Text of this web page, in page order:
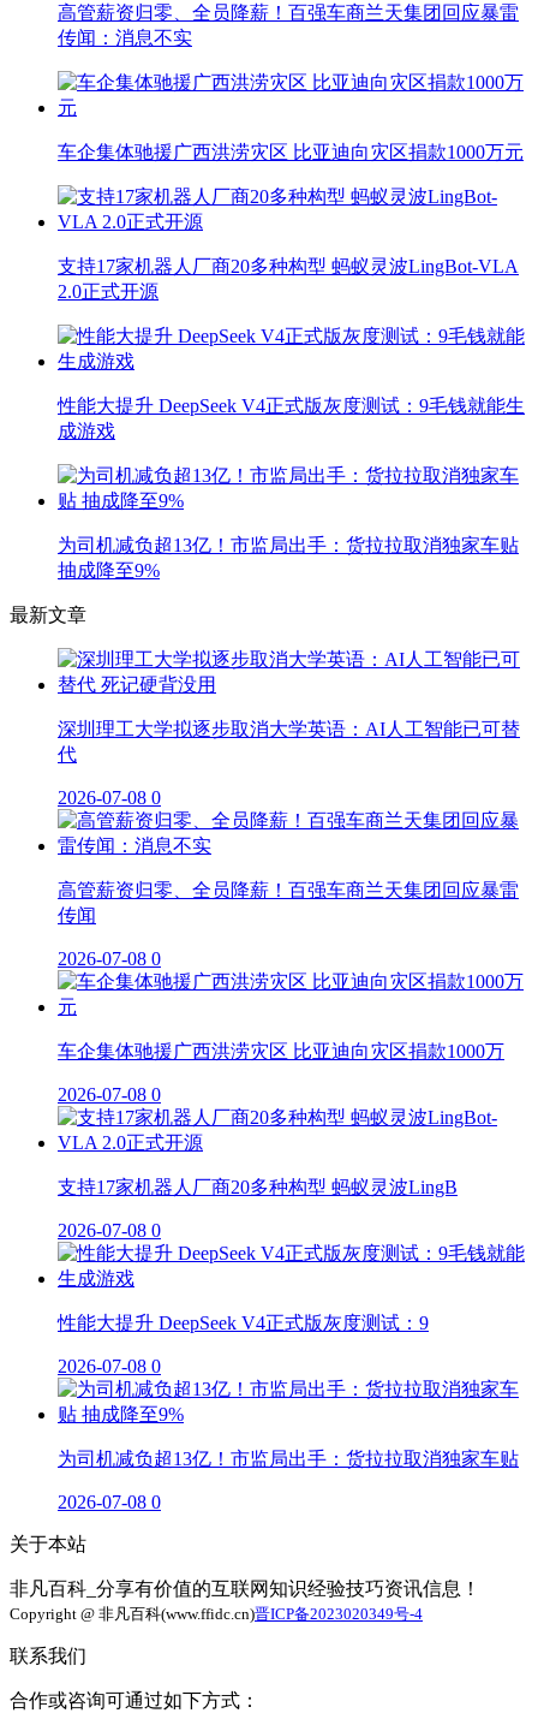
高管薪资归零、全员降薪！百强车商兰天集团回应暴雷
传闻：消息不实
车企集体驰援广西洪涝灾区 比亚迪向灾区捐款1000万元
支持17家机器人厂商20多种构型 蚂蚁灵波LingBot-VLA
2.0正式开源
性能大提升 DeepSeek V4正式版灰度测试：9毛钱就能生
成游戏
为司机减负超13亿！市监局出手：货拉拉取消独家车贴
抽成降至9%
最新文章
深圳理工大学拟逐步取消大学英语：AI人工智能已可替
代
2026-07-08 0
高管薪资归零、全员降薪！百强车商兰天集团回应暴雷
传闻
2026-07-08 0
车企集体驰援广西洪涝灾区 比亚迪向灾区捐款1000万
2026-07-08 0
支持17家机器人厂商20多种构型 蚂蚁灵波LingB
2026-07-08 0
性能大提升 DeepSeek V4正式版灰度测试：9
2026-07-08 0
为司机减负超13亿！市监局出手：货拉拉取消独家车贴
2026-07-08 0
关于本站
非凡百科_分享有价值的互联网知识经验技巧资讯信息！
Copyright @ 非凡百科(www.ffidc.cn)晋ICP备2023020349号-4
联系我们
合作或咨询可通过如下方式：